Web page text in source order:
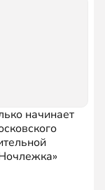
начинает